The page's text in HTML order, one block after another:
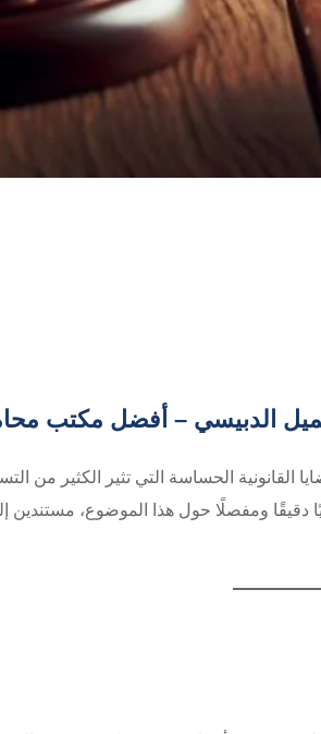
الدبيسي – أفضل مكتب
القانونية الحساسة التي تثير الكثير
دقيقًا ومفصلًا حول هذا الموضوع، مستندين